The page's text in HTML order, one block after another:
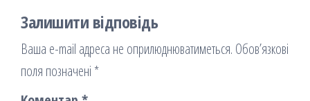
Залишити відповідь
Ваша e-mail адреса не оприлюднюватиметься. Обов’язкові
поля позначені *